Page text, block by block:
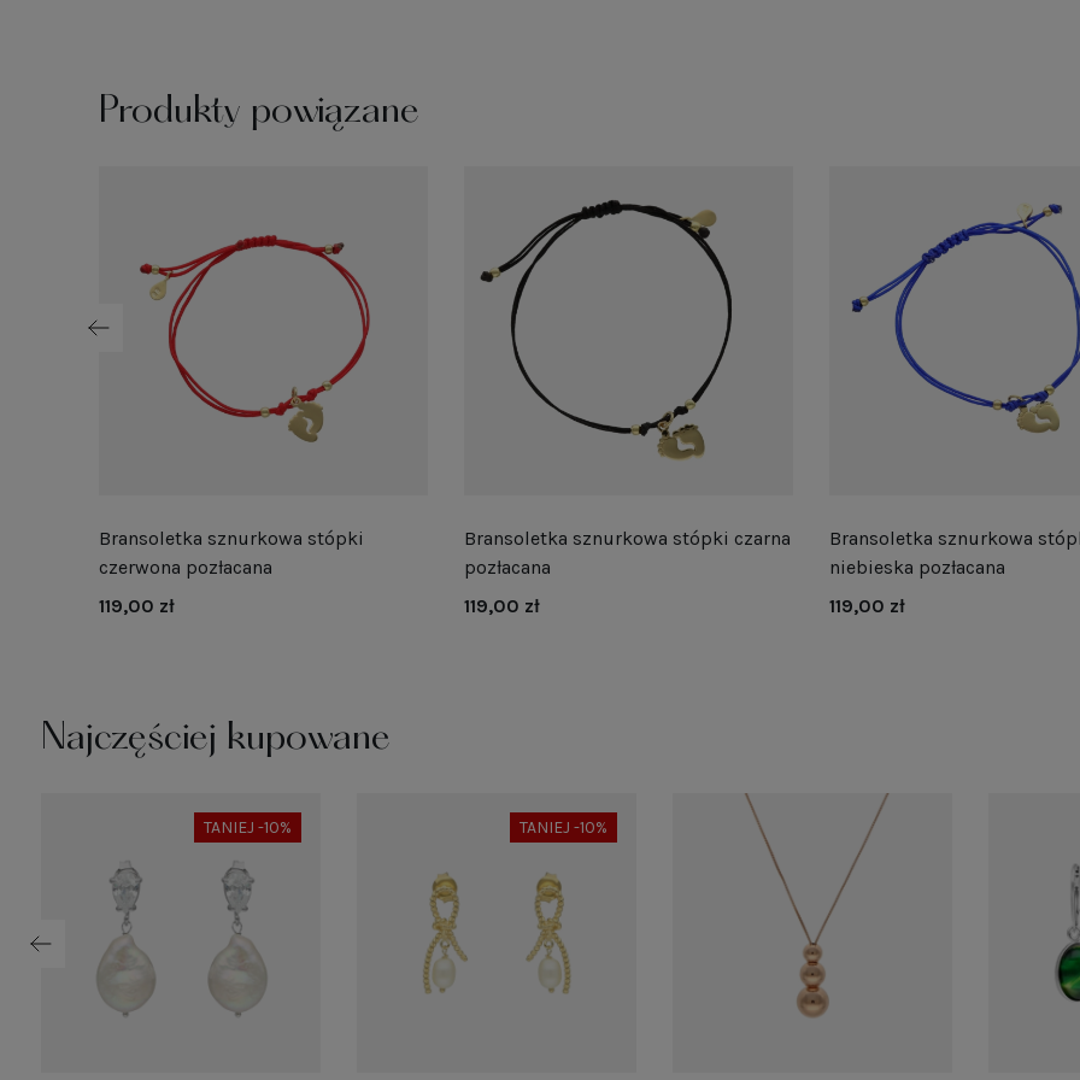
Produkty powiązane
Bransoletka sznurkowa stópki
czerwona pozłacana
119,00 zł
Bransoletka sznurkowa stópki czarna
pozłacana
119,00 zł
Bransoletka sznurkowa
niebieska pozłacana
119,00 zł
Najczęściej kupowane
TANIEJ -10% TANIEJ -10%